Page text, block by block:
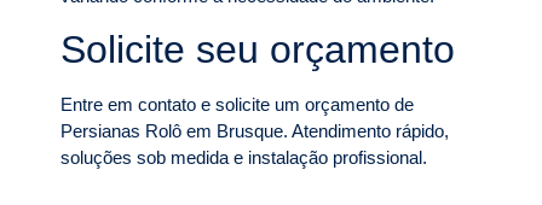
Solicite seu orçamento
Entre em contato e solicite um orçamento de
Persianas Rolô em Brusque. Atendimento rápido,
soluções sob medida e instalação profissional.